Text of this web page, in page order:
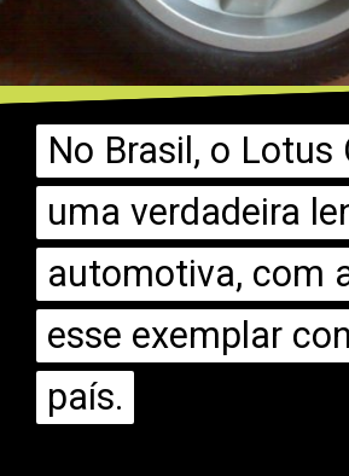
No Brasil, o Lotus
uma verdadeira
automotiva, com
esse exemplar
país.
No Brasil, o Lotus
uma verdadeira
automotiva, com
esse exemplar
país.